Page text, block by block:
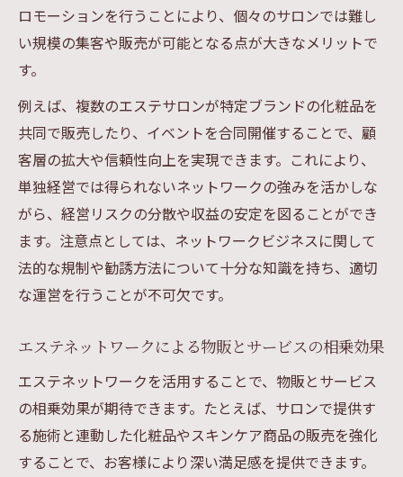
ロモーションを行うことにより、個々のサロンでは難し
い規模の集客や販売が可能となる点が大きなメリットで
す。
例えば、複数のエステサロンが特定ブランドの化粧品を
共同で販売したり、イベントを合同開催することで、顧
客層の拡大や信頼性向上を実現できます。これにより、
単独経営では得られないネットワークの強みを活かしな
がら、経営リスクの分散や収益の安定を図ることができ
ます。注意点としては、ネットワークビジネスに関して
法的な規制や勧誘方法について十分な知識を持ち、適切
な運営を行うことが不可欠です。
エステネットワークによる物販とサービスの相乗効果
エステネットワークを活用することで、物販とサービス
の相乗効果が期待できます。たとえば、サロンで提供す
る施術と連動した化粧品やスキンケア商品の販売を強化
することで、お客様により深い満足感を提供できます。